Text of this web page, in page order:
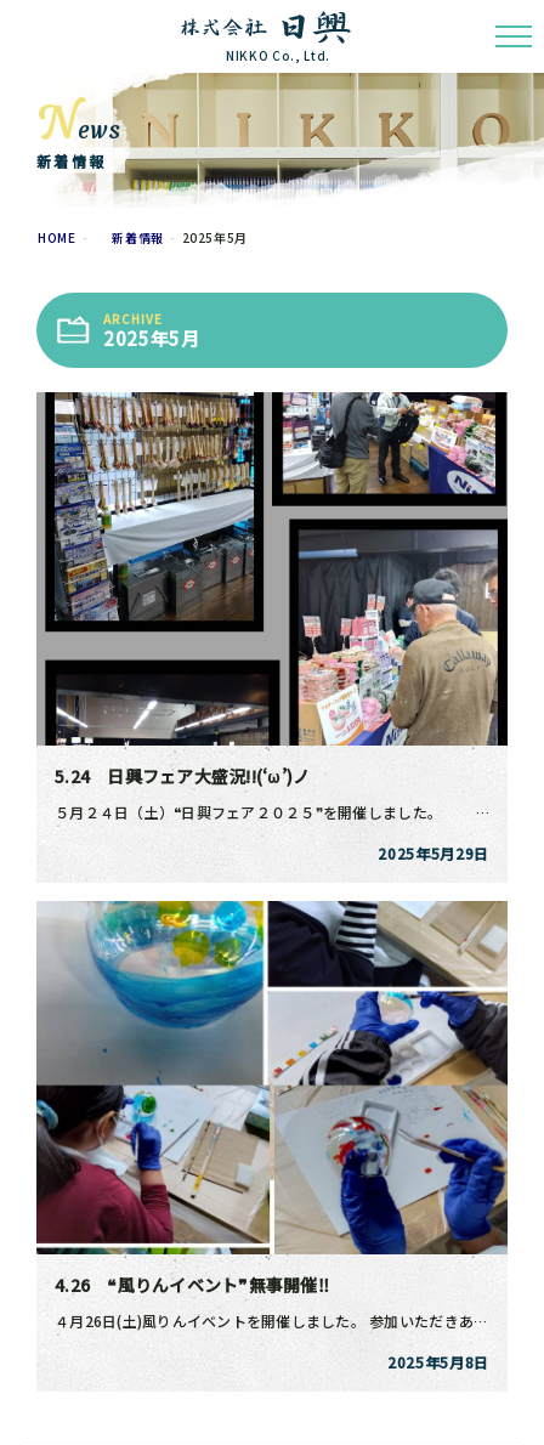
NIKKO Co., Ltd.
News
新着情報
HOME 新着情報 2025年5月
ARCHIVE
2025年5月
5.24 日興フェア大盛況!!(‘ω’)ノ
５月２４日（土）❝日興フェア２０２５❞を開催しました。 沢山のお客様に来場していただきありがと […]
2025年5月29日
4.26 ❝風りんイベント❞無事開催‼
４月26日(土)風りんイベントを開催しました。 参加いただきありがとうございました(‘ω […]
2025年5月8日